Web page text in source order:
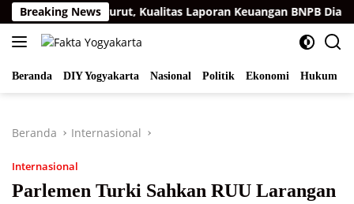
Langsung
ke
konten
Breaking News
15 Berturut-turut, Kualitas Laporan Keuangan BNPB
Beranda DIY Yogyakarta Nasional Politik Ekonomi Hukum
Beranda Internasional
Internasional
Parlemen Turki Sahkan RUU Larangan